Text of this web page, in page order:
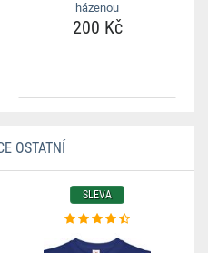
házenou
200 Kč
OSTATNÍ
SLEVA